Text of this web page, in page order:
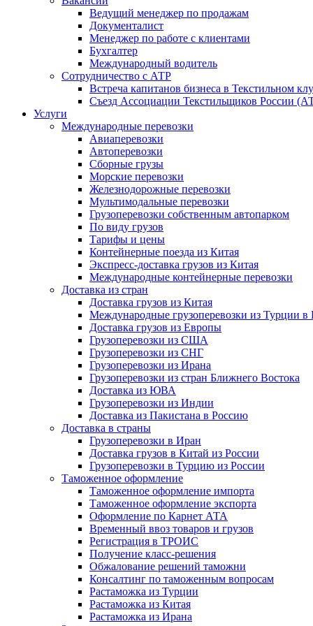
Ведущий менеджер по продажам
Документалист
Менеджер по работе с клиентами
Бухгалтер
Международный водитель
Сотрудничество с АТР
Встреча капитанов бизнеса в Текстильном
Съезд Ассоциации Текстильщиков России
Услуги
Международные перевозки
Авиаперевозки
Автоперевозки
Сборные грузы
Морские перевозки
Железнодорожные перевозки
Мультимодальные перевозки
Грузоперевозки собственным автопарком
По виду грузов
Тарифы и цены
Контейнерные поезда из Китая
Экспресс-доставка грузов из Китая
Международные контейнерные перевозки
Доставка из стран
Доставка грузов из Китая
Международные грузоперевозки из Турции в
Доставка грузов из Европы
Грузоперевозки из США
Грузоперевозки из СНГ
Грузоперевозки из Ирана
Грузоперевозки из стран Ближнего Востока
Доставка из ЮВА
Грузоперевозки из Индии
Доставка из Пакистана в Россию
Доставка в страны
Грузоперевозки в Иран
Доставка грузов в Китай из России
Грузоперевозки в Турцию из России
Таможенное оформление
Таможенное оформление импорта
Таможенное оформление экспорта
Оформление по Карнет АТА
Временный ввоз товаров и грузов
Регистрация в ТРОИС
Получение класс-решения
Обжалование решений таможни
Консалтинг по таможенным вопросам
Растаможка из Турции
Растаможка из Китая
Растаможка из Ирана